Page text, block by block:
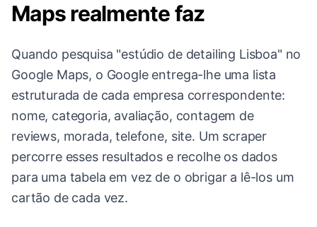
Maps realmente faz
Quando pesquisa "estúdio de detailing Lisboa" no
Google Maps, o Google entrega-lhe uma lista
estruturada de cada empresa correspondente:
nome, categoria, avaliação, contagem de
reviews, morada, telefone, site. Um scraper
percorre esses resultados e recolhe os dados
para uma tabela em vez de o obrigar a lê-los um
cartão de cada vez.